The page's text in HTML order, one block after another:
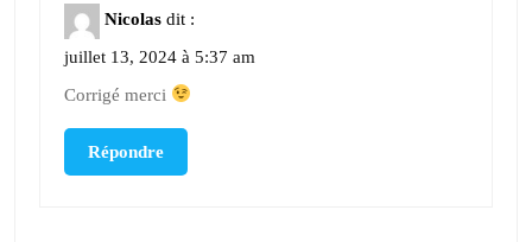
Nicolas dit :
juillet 13, 2024 à 5:37 am
Corrigé merci
Répondre